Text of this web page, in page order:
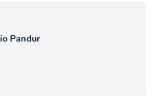
Pandur